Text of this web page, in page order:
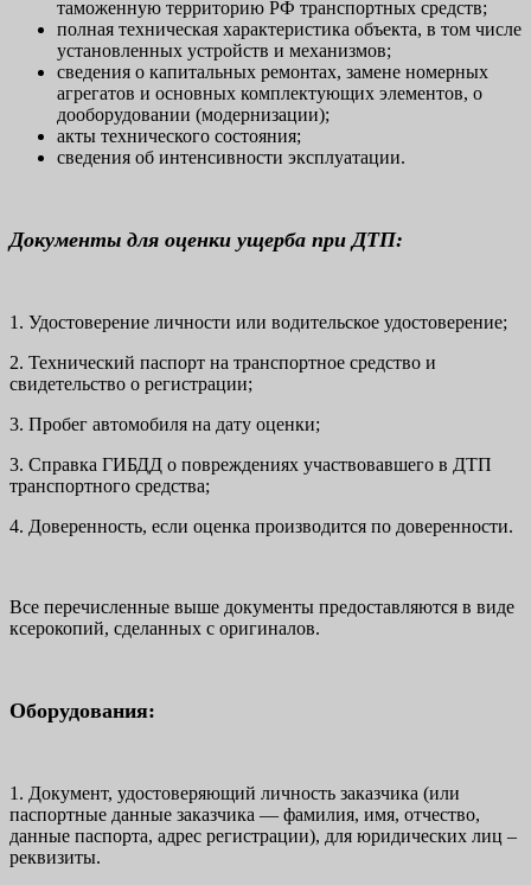
таможенную территорию РФ транспортных средств;
полная техническая характеристика объекта, в том числе
установленных устройств и механизмов;
сведения о капитальных ремонтах, замене номерных
агрегатов и основных комплектующих элементов, о
дооборудовании (модернизации);
акты технического состояния;
сведения об интенсивности эксплуатации.
Документы для оценки ущерба при ДТП:
1. Удостоверение личности или водительское удостоверение;
2. Технический паспорт на транспортное средство и
свидетельство о регистрации;
3. Пробег автомобиля на дату оценки;
3. Справка ГИБДД о повреждениях участвовавшего в ДТП
транспортного средства;
4. Доверенность, если оценка производится по доверенности.
Все перечисленные выше документы предоставляются в виде
ксерокопий, сделанных с оригиналов.
Оборудования:
1. Документ, удостоверяющий личность заказчика (или
паспортные данные заказчика — фамилия, имя, отчество,
данные паспорта, адрес регистрации), для юридических лиц –
реквизиты.